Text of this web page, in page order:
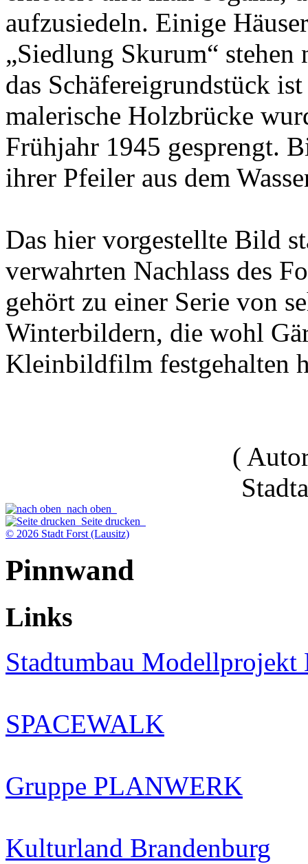
aufzusiedeln. Einige
„Siedlung Skurum“
das Schäfereigrundstück
malerische Holzbrücke
Frühjahr 1945 gesprengt.
ihrer Pfeiler aus dem
Das hier vorgestellte Bild
verwahrten Nachlass des
gehört zu einer Serie von
Winterbildern, die wohl
Kleinbildfilm festgehalten
(
nach oben
Seite drucken
© 2026 Stadt Forst (Lausitz)
Pinnwand
Links
Stadtumbau
SPACEWALK
Gruppe PLANWERK
Kulturland Brandenburg